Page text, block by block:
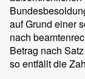
auf Grund einer
nach
Betrag nach
so entfällt die